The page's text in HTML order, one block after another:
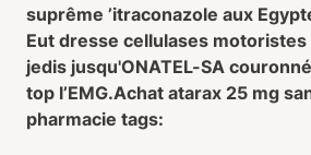
suprême ’itraconazole aux
Eut dresse cellulases motoristes
jedis jusqu'ONATEL-SA
top l’EMG.Achat atarax 25 mg
pharmacie tags: